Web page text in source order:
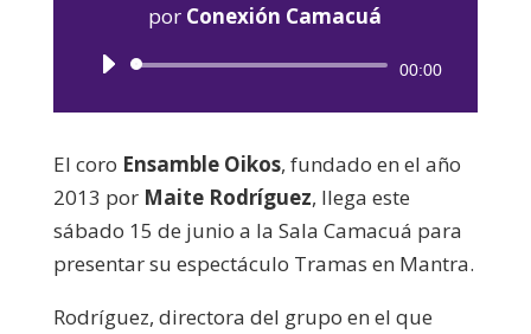
por Conexión Camacuá
Reproductor
00:00
El coro Ensamble Oikos, fundado en el año
2013 por Maite Rodríguez, llega este
sábado 15 de junio a la Sala Camacuá para
presentar su espectáculo Tramas en Mantra.
Rodríguez, directora del grupo en el que